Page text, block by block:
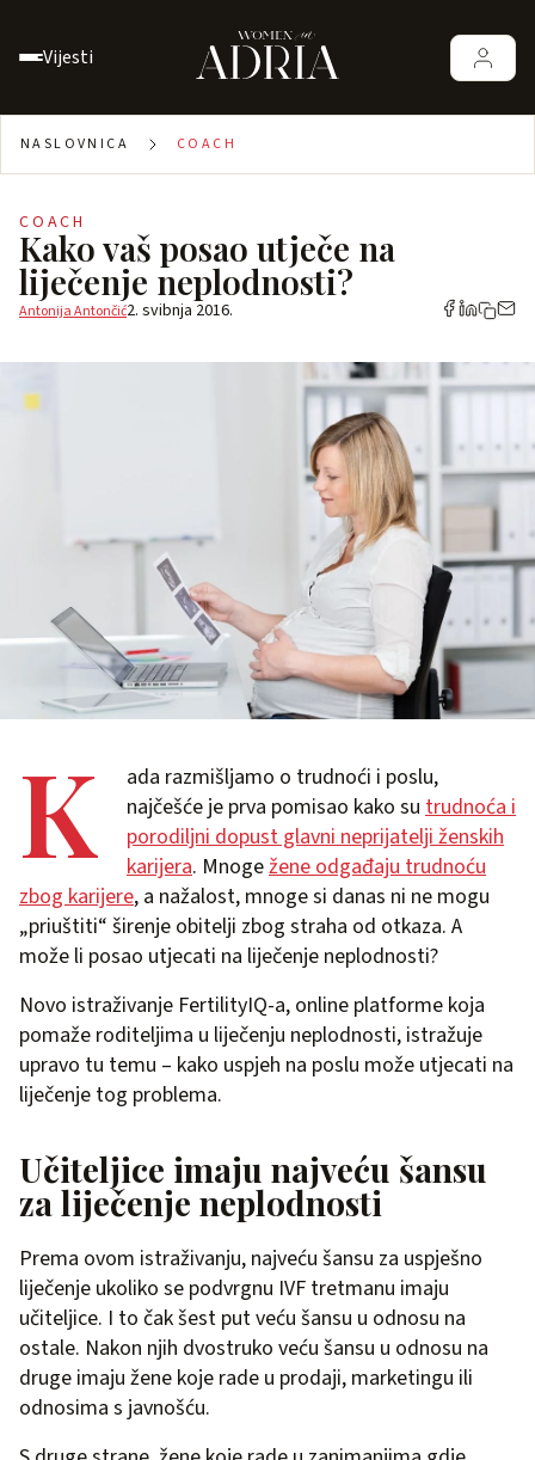
Vijesti
NASLOVNICA COACH
COACH
Kako vaš posao utječe na
liječenje neplodnosti?
Antonija Antončić2. svibnja 2016.
K
ada razmišljamo o trudnoći i poslu,
najčešće je prva pomisao kako su trudnoća i
porodiljni dopust glavni neprijatelji ženskih
karijera. Mnogežene odgađaju trudnoću
zbog karijere, a nažalost, mnoge si danas ni ne mogu
„priuštiti“ širenje obitelji zbog straha od otkaza. A
može li posao utjecati na liječenje neplodnosti?
Novo istraživanje FertilityIQ-a, online platforme koja
pomaže roditeljima u liječenju neplodnosti, istražuje
upravo tu temu – kako uspjeh na poslu može utjecati na
liječenje tog problema.
Učiteljice imaju najveću šansu
za liječenje neplodnosti
Prema ovom istraživanju, najveću šansu za uspješno
liječenje ukoliko se podvrgnu IVF tretmanu imaju
učiteljice. I to čak šest put veću šansu u odnosu na
ostale. Nakon njih dvostruko veću šansu u odnosu na
druge imaju žene koje rade u prodaji, marketingu ili
odnosima s javnošću.